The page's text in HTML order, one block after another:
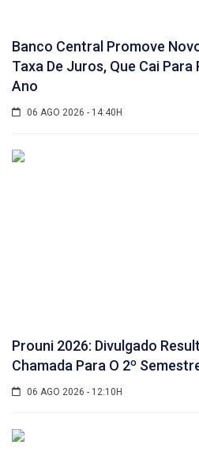
Banco Central Promove
Taxa De Juros, Que Cai Para
Ano
06 AGO 2026 - 14:40H
Prouni 2026: Divulgado
Chamada Para O 2º
06 AGO 2026 - 12:10H